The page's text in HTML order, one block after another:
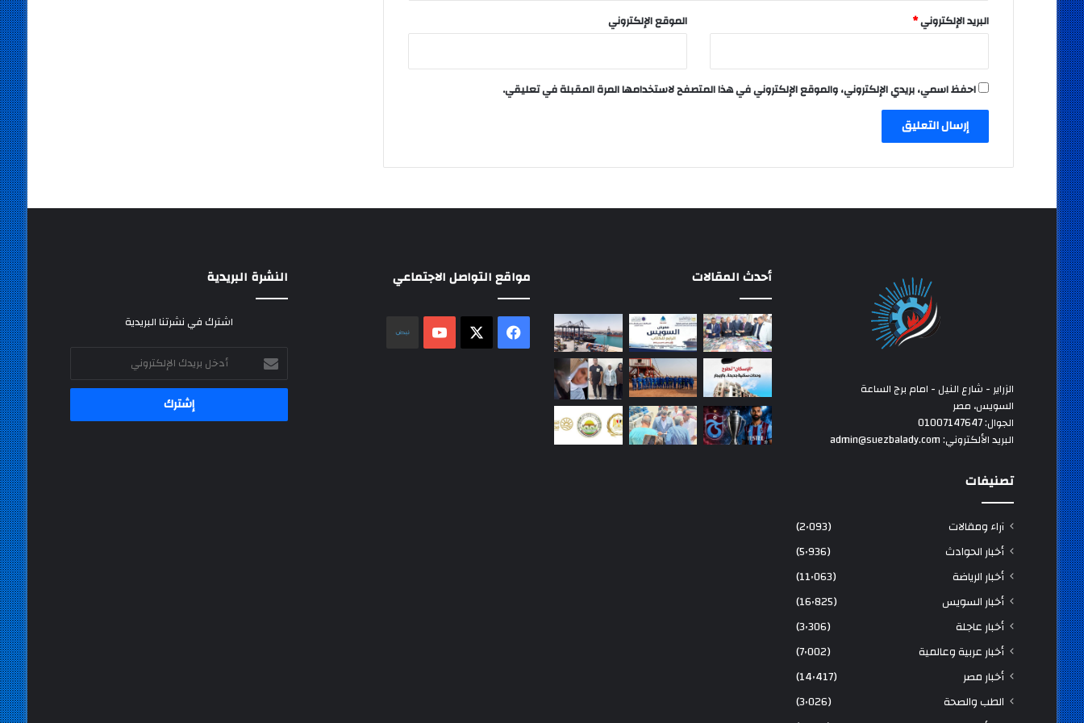
البريد الإلكتروني* الموقع الإلكتروني
احفظ اسمي، بريدي الإلكتروني، والموقع الإلكتروني في هذا المتصفح لاستخدامها المرة المقبلة في تعليقي.
الزراير - شارع النيل - امام برج الساعة
السويس، مصر
الجوال: 01007147647
البريد الألكتروني: admin@suezbalady.com
تصنيفات
آراء ومقالات
(2٬093)
أخبار الحوادث
(5٬936)
أخبار الرياضة
(11٬063)
أخبار السويس
(16٬825)
أخبار عاجلة
(3٬306)
أخبار عربية وعالمية
(7٬002)
أخبار مصر
(14٬417)
الطب والصحة
(3٬026)
أحدث المقالات مواقع التواصل الاجتماعي
فيسبوك
‫X
‫YouTube
النشرة البريدية
اشترك في نشرتنا البريدية
أدخل
بريدك
الإلكتروني